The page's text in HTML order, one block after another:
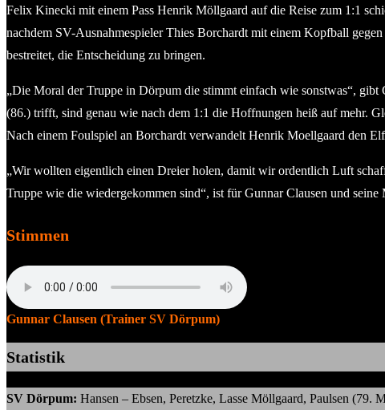
Felix Kinecki mit einem Pass Henrik Möllgaard auf die Reise zum 1:1
nachdem SV-Ausnahmespieler Thies Borchardt mit einem Kopfball
bestreitet, die Entscheidung zu bringen.
„Die Moral der Truppe in Dörpum die stimmt einfach wie sonstwas“, gibt
(86.) trifft, sind genau wie nach dem 1:1 die Hoffnungen heiß auf mehr.
Nach einem Foulspiel an Borchardt verwandelt Henrik Moellgaard den
„Wir wollten eigentlich einen Dreier holen, damit wir ordentlich Luft
Truppe wie die wiedergekommen sind“, ist für Gunnar Clausen und
Stimmen
Gunnar Clausen (Trainer SV Dörpum)
Statistik
SV Dörpum: Hansen – Ebsen, Peretzke, Lasse Möllgaard, Paulsen